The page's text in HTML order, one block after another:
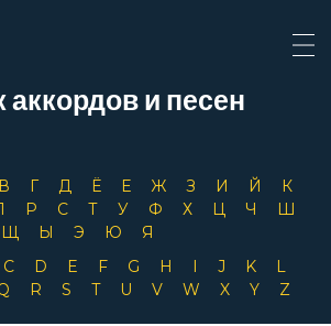
аккордов и песен
В Г Д Ё Е Ж З И Й
К
Р С Т У Ф Х Ц Ч
Ш
Щ
Ы Э Ю
Я
C D E F G H I J K
L
R S T U V W X Y Z